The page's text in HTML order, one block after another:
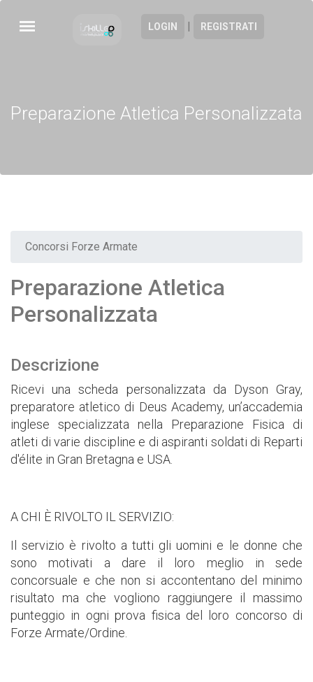
LOGIN | REGISTRATI
Preparazione Atletica Personalizzata
Concorsi Forze Armate
Preparazione Atletica
Personalizzata
Descrizione
Ricevi una scheda personalizzata da Dyson Gray,
preparatore atletico di Deus Academy, un’accademia
inglese specializzata nella Preparazione Fisica di
atleti di varie discipline e di aspiranti soldati di Reparti
d'élite in Gran Bretagna e USA.
A CHI È RIVOLTO IL SERVIZIO:
Il servizio è rivolto a tutti gli uomini e le donne che
sono motivati a dare il loro meglio in sede
concorsuale e che non si accontentano del minimo
risultato ma che vogliono raggiungere il massimo
punteggio in ogni prova fisica del loro concorso di
Forze Armate/Ordine.